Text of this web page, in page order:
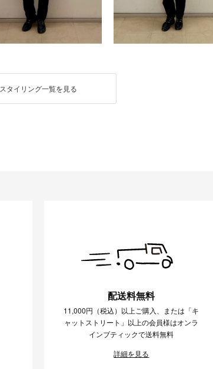
スタイリング一覧を見る
配送料無料
11,000円（税込）以上ご購入、または「キ
ャットストリート」以上の会員様はオンラ
インブティックで送料無料
詳細を見る